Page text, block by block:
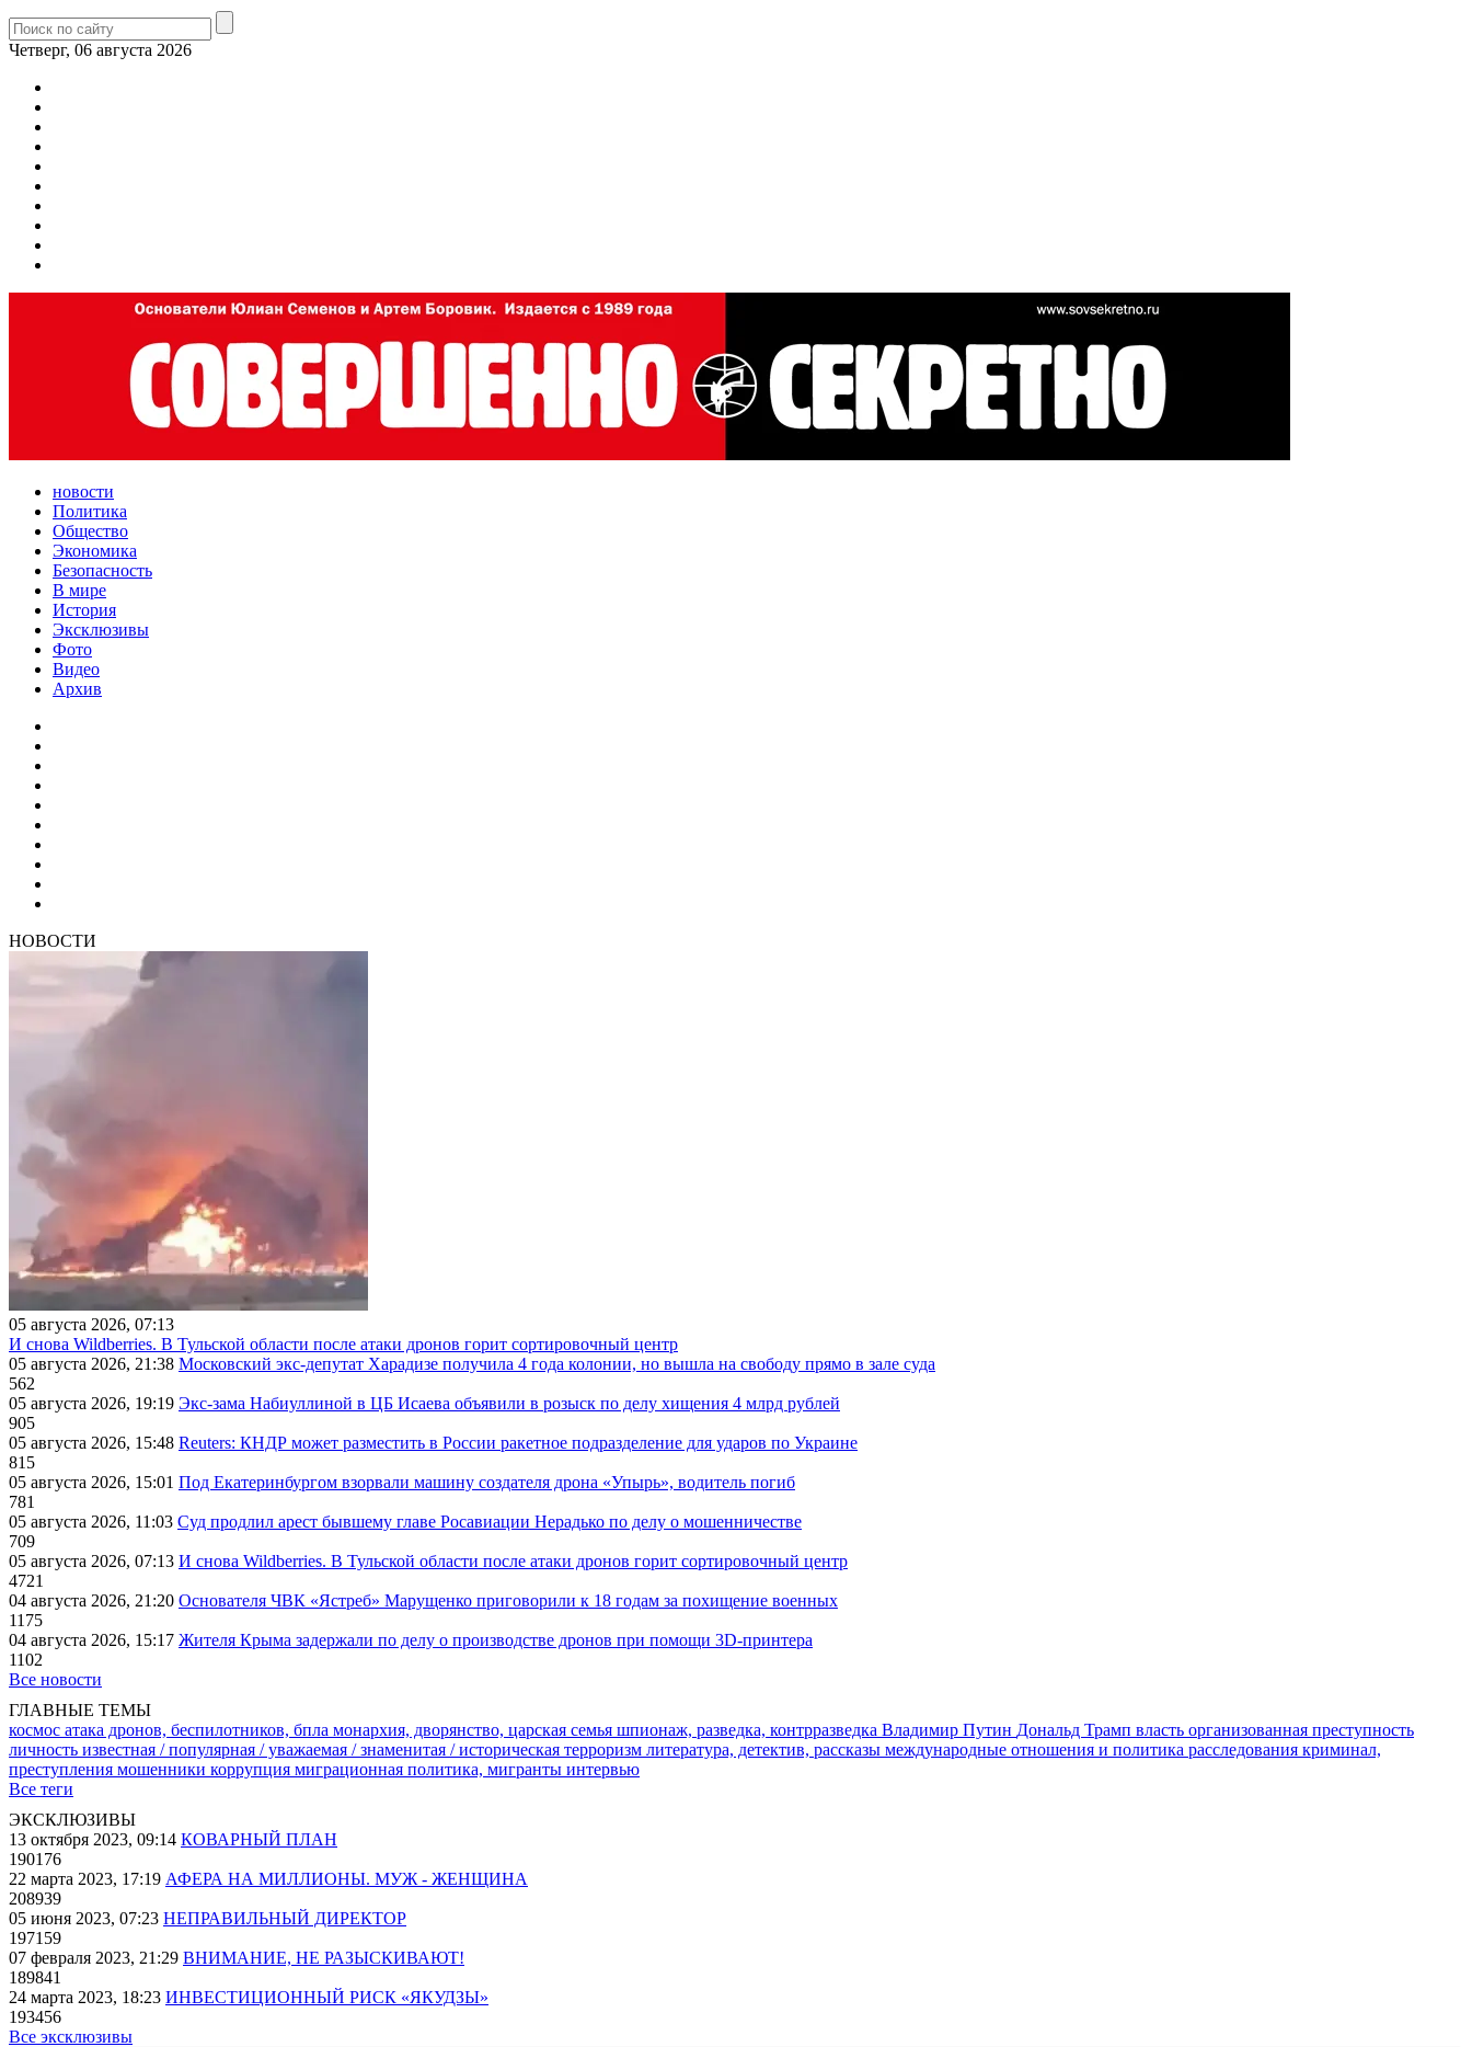
Четверг, 06 августа 2026
новости
Политика
Общество
Экономика
Безопасность
В мире
История
Эксклюзивы
Фото
Видео
Архив
НОВОСТИ
05 августа 2026, 07:13
И снова Wildberries. В Тульской области после атаки дронов горит сортировочный центр
05 августа 2026, 21:38 Московский экс-депутат Харадизе получила 4 года колонии, но вышла на свободу прямо в зале суда
562
05 августа 2026, 19:19 Экс-зама Набиуллиной в ЦБ Исаева объявили в розыск по делу хищения 4 млрд рублей
905
05 августа 2026, 15:48 Reuters: КНДР может разместить в России ракетное подразделение для ударов по Украине
815
05 августа 2026, 15:01 Под Екатеринбургом взорвали машину создателя дрона «Упырь», водитель погиб
781
05 августа 2026, 11:03 Суд продлил арест бывшему главе Росавиации Нерадько по делу о мошенничестве
709
05 августа 2026, 07:13 И снова Wildberries. В Тульской области после атаки дронов горит сортировочный центр
4721
04 августа 2026, 21:20 Основателя ЧВК «Ястреб» Марущенко приговорили к 18 годам за похищение военных
1175
04 августа 2026, 15:17 Жителя Крыма задержали по делу о производстве дронов при помощи 3D‑принтера
1102
Все новости
ГЛАВНЫЕ ТЕМЫ
космос атака дронов, беспилотников, бпла монархия, дворянство, царская семья шпионаж, разведка, контрразведка Владимир Путин Дональд Трамп власть организованная преступность
личность известная / популярная / уважаемая / знаменитая / историческая терроризм литература, детектив, рассказы международные отношения и политика расследования криминал,
преступления мошенники коррупция миграционная политика, мигранты интервью
Все теги
ЭКСКЛЮЗИВЫ
13 октября 2023, 09:14 КОВАРНЫЙ ПЛАН
190176
22 марта 2023, 17:19 АФЕРА НА МИЛЛИОНЫ. МУЖ - ЖЕНЩИНА
208939
05 июня 2023, 07:23 НЕПРАВИЛЬНЫЙ ДИРЕКТОР
197159
07 февраля 2023, 21:29 ВНИМАНИЕ, НЕ РАЗЫСКИВАЮТ!
189841
24 марта 2023, 18:23 ИНВЕСТИЦИОННЫЙ РИСК «ЯКУДЗЫ»
193456
Все эксклюзивы